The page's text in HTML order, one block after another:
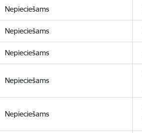
Nepieciešams
Nepieciešams
Nepieciešams
Nepieciešams
Nepieciešams